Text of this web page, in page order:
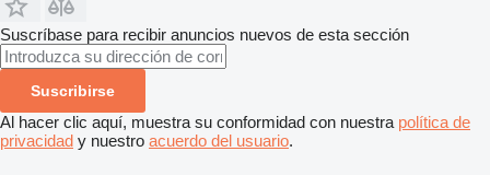
Suscríbase para recibir anuncios nuevos de esta sección
Suscribirse
Al hacer clic aquí, muestra su conformidad con nuestra política de
privacidad y nuestro acuerdo del usuario.